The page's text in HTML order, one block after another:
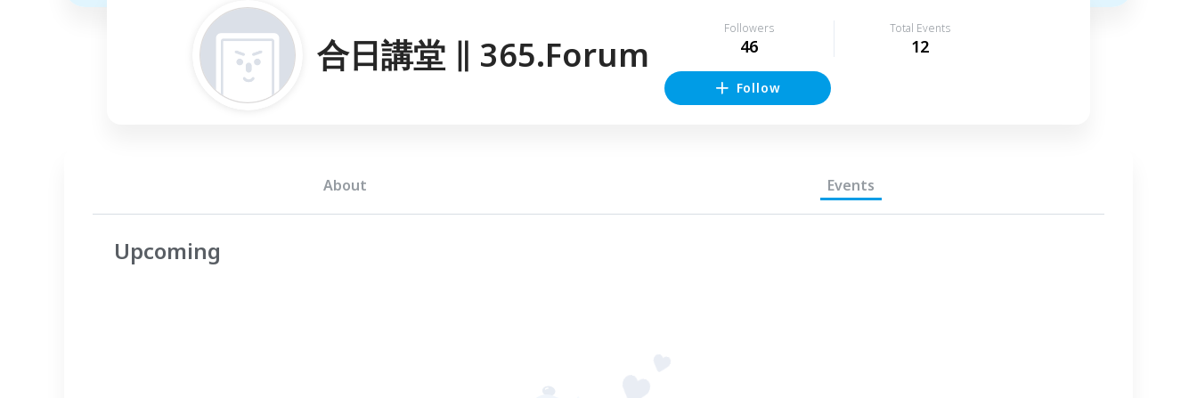
合日講堂 ∥ 365.Forum
Followers
46
Total Events
12
Follow
About Events
Upcoming